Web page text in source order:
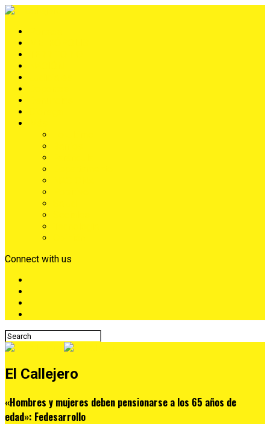
Connect with us
El Callejero
«Hombres y mujeres deben pensionarse a los 65 años de
edad»: Fedesarrollo